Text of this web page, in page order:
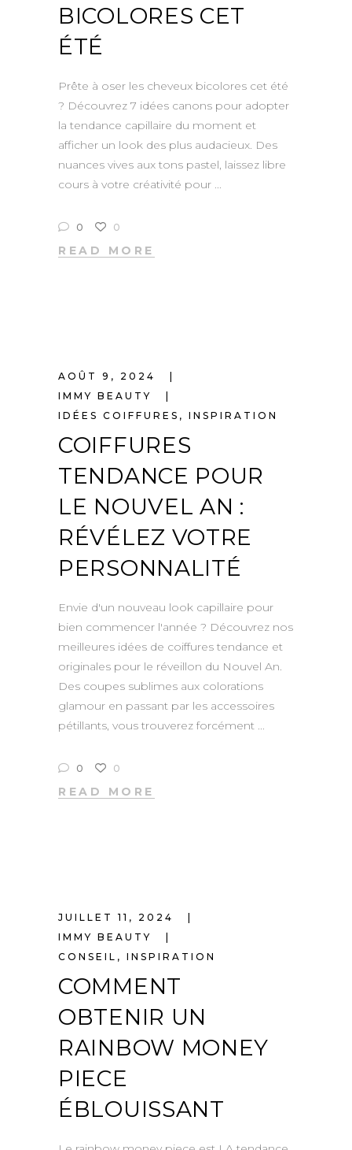
BICOLORES CET
ÉTÉ
Prête à oser les cheveux bicolores cet été
? Découvrez 7 idées canons pour adopter
la tendance capillaire du moment et
afficher un look des plus audacieux. Des
nuances vives aux tons pastel, laissez libre
cours à votre créativité pour
0 0
READ MORE
AOÛT 9, 2024
IMMY BEAUTY
IDÉES COIFFURES , INSPIRATION
COIFFURES
TENDANCE POUR
LE NOUVEL AN :
RÉVÉLEZ VOTRE
PERSONNALITÉ
Envie d'un nouveau look capillaire pour
bien commencer l'année ? Découvrez nos
meilleures idées de coiffures tendance et
originales pour le réveillon du Nouvel An.
Des coupes sublimes aux colorations
glamour en passant par les accessoires
pétillants, vous trouverez forcément
0 0
READ MORE
JUILLET 11, 2024
IMMY BEAUTY
CONSEIL , INSPIRATION
COMMENT
OBTENIR UN
RAINBOW MONEY
PIECE
ÉBLOUISSANT